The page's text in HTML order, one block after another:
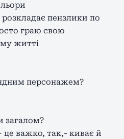
пензлики по
граю свою
житті
персонажем?
загалом?
це важко, так,- киває й